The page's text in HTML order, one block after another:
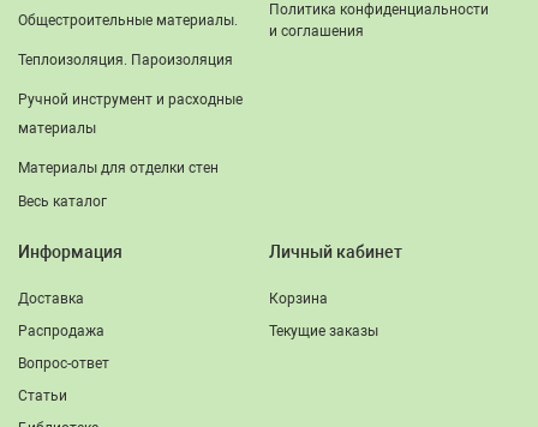
Общестроительные материалы.
Теплоизоляция. Пароизоляция
Ручной инструмент и расходные
материалы
Материалы для отделки стен
Весь каталог
Политика конфиденциальности
и соглашения
Информация
Доставка
Распродажа
Вопрос-ответ
Статьи
Личный кабинет
Корзина
Текущие заказы